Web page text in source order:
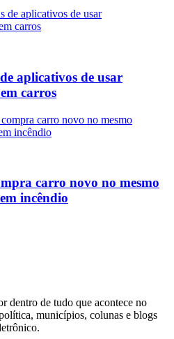
aplicativos de usar
carros
carro novo no mesmo
incêndio
dentro de tudo que acontece no
municípios, colunas e blogs